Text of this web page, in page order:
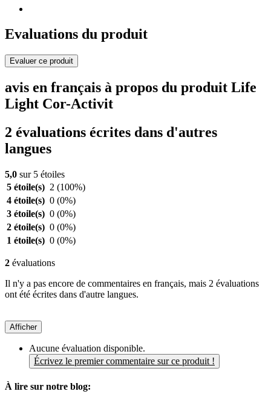
Evaluations du produit
Evaluer ce produit
avis en français à propos du produit Life
Light Cor-Activit
2 évaluations écrites dans d'autres
langues
5,0 sur 5 étoiles
5 étoile(s) 2 (100%)
4 étoile(s) 0 (0%)
3 étoile(s) 0 (0%)
2 étoile(s) 0 (0%)
1 étoile(s) 0 (0%)
2 évaluations
Il n'y a pas encore de commentaires en français, mais 2 évaluations
ont été écrites dans d'autre langues.
Afficher
Aucune évaluation disponible.
Écrivez le premier commentaire sur ce produit !
À lire sur notre blog: